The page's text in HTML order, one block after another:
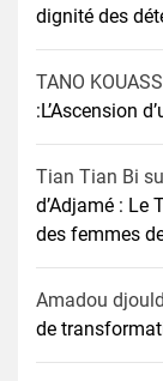
dignité des
TANO
:L’Ascension
Tian Tian Bi
d’Adjamé : Le
des femmes
Amadou
de